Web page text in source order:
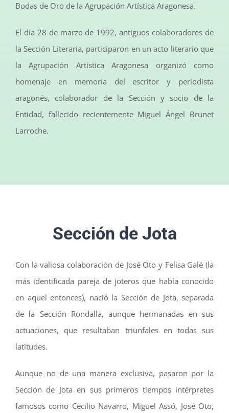
Bodas de Oro de la Agrupación Artística Aragonesa.
El día 28 de marzo de 1992, antiguos colaboradores de
la Sección Literaria, participaron en un acto literario que
la Agrupación Artística Aragonesa organizó como
homenaje en memoria del escritor y periodista
aragonés, colaborador de la Sección y socio de la
Entidad, fallecido recientemente Miguel Ángel Brunet
Larroche.
Sección de Jota
Con la valiosa colaboración de José Oto y Felisa Galé (la
más identificada pareja de joteros que había conocido
en aquel entonces), nació la Sección de Jota, separada
de la Sección Rondalla, aunque hermanadas en sus
actuaciones, que resultaban triunfales en todas sus
latitudes.
Aunque no de una manera exclusiva, pasaron por la
Sección de Jota en sus primeros tiempos intérpretes
famosos como Cecilio Navarro, Miguel Assó, José Oto,